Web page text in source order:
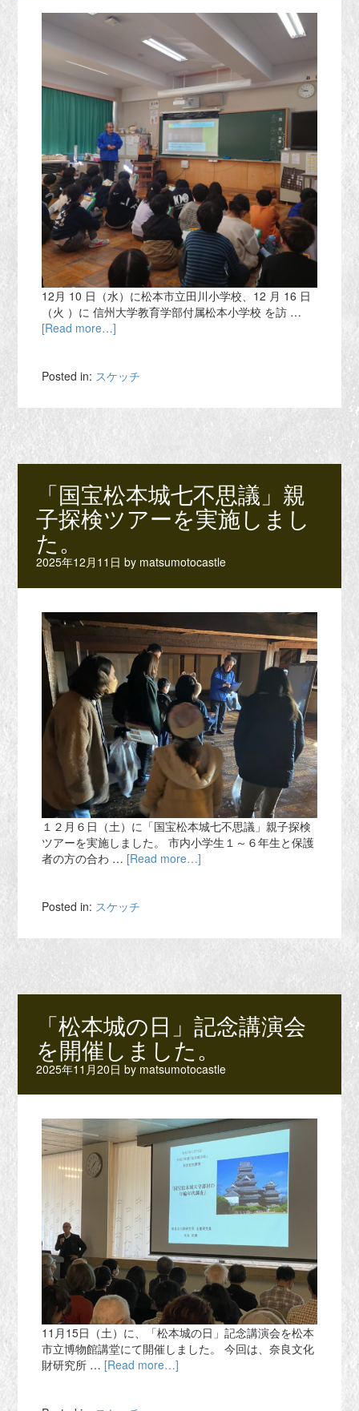
12月 10 日（水）に松本市立田川小学校、12 月 16 日
（火 ）に 信州大学教育学部付属松本小学校 を訪 …
[Read more…]
Posted in: スケッチ
「国宝松本城七不思議」親
子探検ツアーを実施しまし
た。
2025年12月11日 by matsumotocastle
１２月６日（土）に「国宝松本城七不思議」親子探検
ツアーを実施しました。 市内小学生１～６年生と保護
者の方の合わ … [Read more…]
Posted in: スケッチ
「松本城の日」記念講演会
を開催しました。
2025年11月20日 by matsumotocastle
11月15日（土）に、「松本城の日」記念講演会を松本
市立博物館講堂にて開催しました。 今回は、奈良文化
財研究所 … [Read more…]